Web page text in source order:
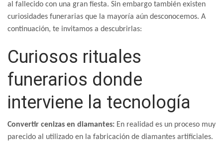
al fallecido con una gran fiesta. Sin embargo también existen
curiosidades funerarias que la mayoría aún desconocemos. A
continuación, te invitamos a descubrirlas:
Curiosos rituales
funerarios donde
interviene la tecnología
Convertir cenizas en diamantes: En realidad es un proceso muy
parecido al utilizado en la fabricación de diamantes artificiales.